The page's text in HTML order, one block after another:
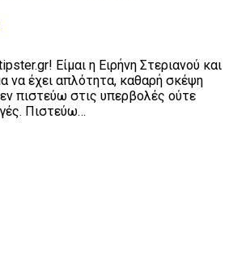
Είμαι η Ειρήνη Στεριανού και
να έχει απλότητα, καθαρή σκέψη
πιστεύω στις υπερβολές ούτε
Πιστεύω…